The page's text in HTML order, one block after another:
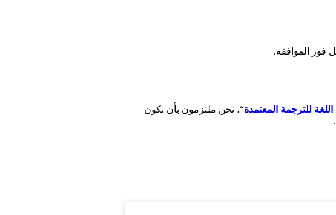
فور الموافقة.
للترجمة المعتمدة“، نحن ملتزمون بأن نكون